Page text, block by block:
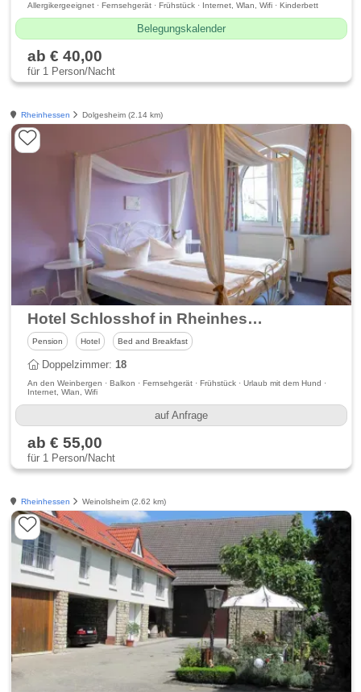
Allergikergeeignet · Fernsehgerät · Frühstück · Internet, Wlan, Wifi · Kinderbett
Belegungskalender
ab € 40,00
für 1 Person/Nacht
Rheinhessen Dolgesheim (2.14 km)
Hotel Schlosshof in Rheinhessen
Pension Hotel Bed and Breakfast
Doppelzimmer:18
An den Weinbergen · Balkon · Fernsehgerät · Frühstück · Urlaub mit dem Hund ·
Internet, Wlan, Wifi
auf Anfrage
ab € 55,00
für 1 Person/Nacht
Rheinhessen Weinolsheim (2.62 km)